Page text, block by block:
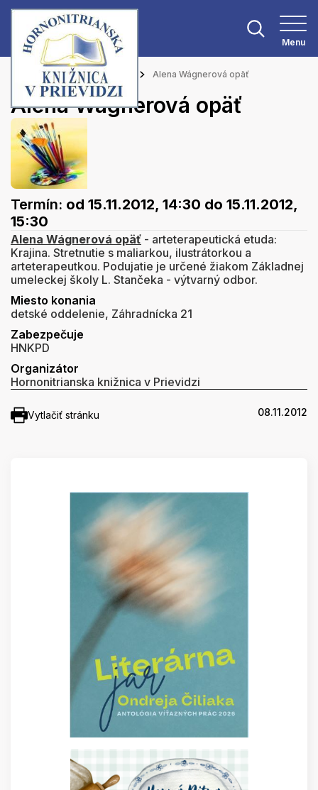
Menu
Hlavná stránka Podujatia Alena Wágnerová opäť
Alena Wágnerová opäť
Termín: od 15.11.2012, 14:30 do 15.11.2012,
15:30
Alena Wágnerová opäť - arteterapeutická etuda:
Krajina. Stretnutie s maliarkou, ilustrátorkou a
arteterapeutkou. Podujatie je určené žiakom Základnej
umeleckej školy L. Stančeka - výtvarný odbor.
Miesto konania
detské oddelenie, Záhradnícka 21
Zabezpečuje
HNKPD
Organizátor
Hornonitrianska knižnica v Prievidzi
Vytlačiť stránku 08.11.2012